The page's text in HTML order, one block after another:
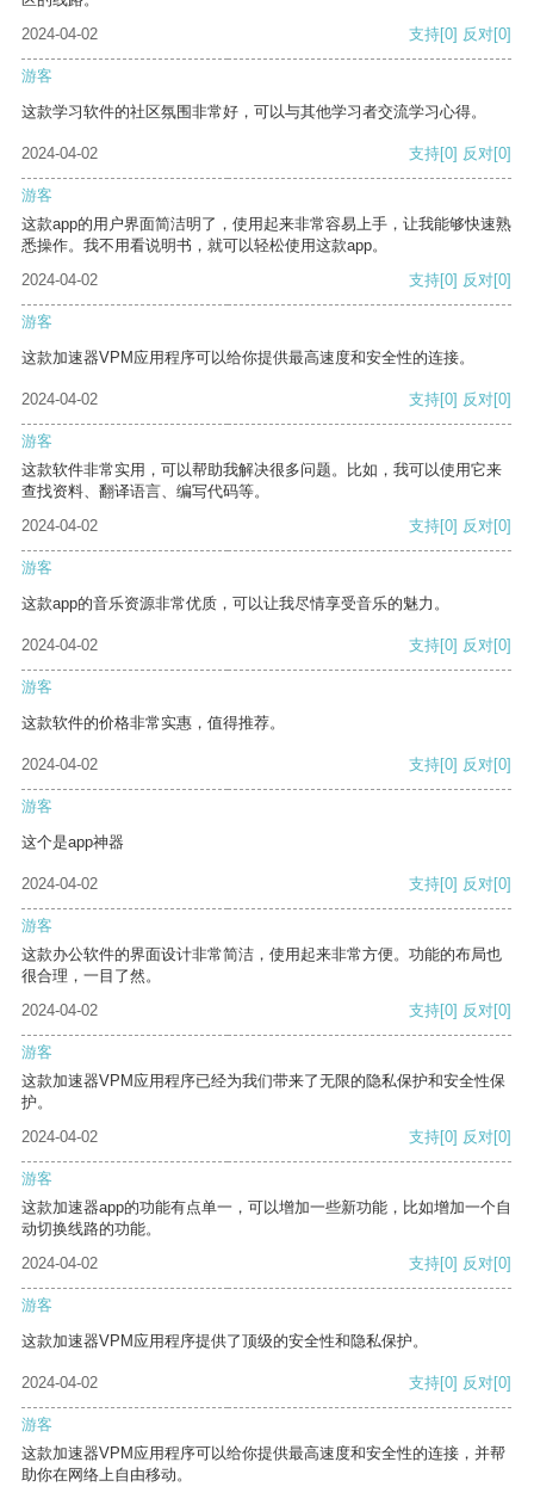
2024-04-02
支持[0] 反对[0]
游客
这款学习软件的社区氛围非常好，可以与其他学习者交流学习心得。
2024-04-02 支持[0] 反对[0]
游客
这款app的用户界面简洁明了，使用起来非常容易上手，让我能够快速熟
悉操作。我不用看说明书，就可以轻松使用这款app。
2024-04-02
支持[0] 反对[0]
游客
这款加速器VPM应用程序可以给你提供最高速度和安全性的连接。
2024-04-02 支持[0] 反对[0]
游客
这款软件非常实用，可以帮助我解决很多问题。比如，我可以使用它来
查找资料、翻译语言、编写代码等。
2024-04-02
支持[0] 反对[0]
游客
这款app的音乐资源非常优质，可以让我尽情享受音乐的魅力。
2024-04-02 支持[0] 反对[0]
游客
这款软件的价格非常实惠，值得推荐。
2024-04-02 支持[0] 反对[0]
游客
这个是app神器
2024-04-02 支持[0] 反对[0]
游客
这款办公软件的界面设计非常简洁，使用起来非常方便。功能的布局也
很合理，一目了然。
2024-04-02
支持[0] 反对[0]
游客
这款加速器VPM应用程序已经为我们带来了无限的隐私保护和安全性保
护。
2024-04-02
支持[0] 反对[0]
游客
这款加速器app的功能有点单一，可以增加一些新功能，比如增加一个自
动切换线路的功能。
2024-04-02
支持[0] 反对[0]
游客
这款加速器VPM应用程序提供了顶级的安全性和隐私保护。
2024-04-02 支持[0] 反对[0]
游客
这款加速器VPM应用程序可以给你提供最高速度和安全性的连接，并帮
助你在网络上自由移动。